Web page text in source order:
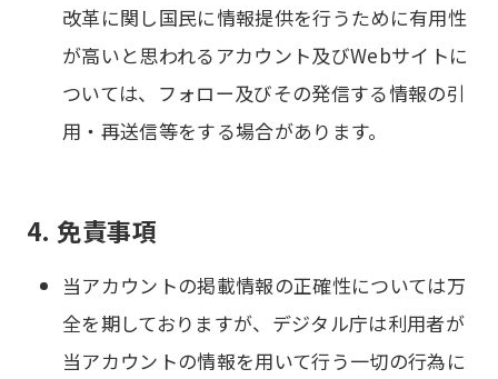
改革に関し国民に情報提供を行うために有用性
が高いと思われるアカウント及びWebサイトに
ついては、フォロー及びその発信する情報の引
用・再送信等をする場合があります。
4. 免責事項
当アカウントの掲載情報の正確性については万
全を期しておりますが、デジタル庁は利用者が
当アカウントの情報を用いて行う一切の行為に